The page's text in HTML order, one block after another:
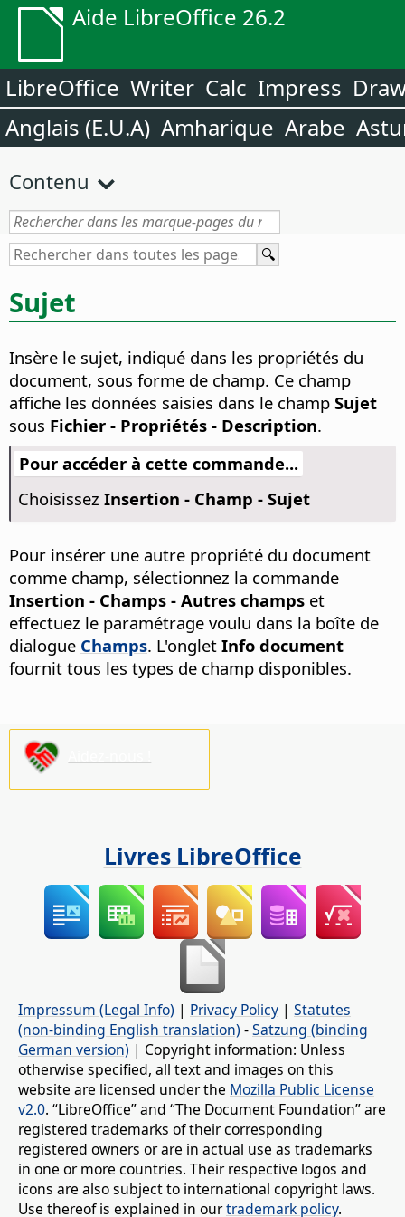
Aide LibreOffice 26.2
LibreOffice Writer Calc Impress
Anglais (E.U.A) Amharique Arabe
Contenu
Sujet
Insère le sujet, indiqué dans les propriétés du
document, sous forme de champ. Ce champ
affiche les données saisies dans le champ Sujet
sous Fichier - Propriétés - Description.
Pour accéder à cette commande...
Choisissez Insertion - Champ - Sujet
Pour insérer une autre propriété du document
comme champ, sélectionnez la commande
Insertion - Champs - Autres champs et
effectuez le paramétrage voulu dans la boîte de
dialogue Champs. L'onglet Info document
fournit tous les types de champ disponibles.
Livres LibreOffice
Impressum (Legal Info) | Privacy Policy | Statutes
(non-binding English translation) -Satzung (binding
German version) | Copyright information: Unless
otherwise specified, all text and images on this
website are licensed under the Mozilla Public License
v2.0. “LibreOffice” and “The Document Foundation” are
registered trademarks of their corresponding
registered owners or are in actual use as trademarks
in one or more countries. Their respective logos and
icons are also subject to international copyright laws.
Use thereof is explained in ourtrademark policy.